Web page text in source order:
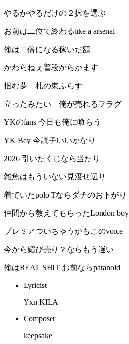
やるかやるだけの２択を選ぶ
お前は二位で終わるlike a arsenal
俺は二倍になる稼いだ額
かわらねぇ普段からかます
掴む夢 札の束ふらす
立ったみたい 俺が売れるフラグ
YKのfans 今日も俺に喰らう
YK Boy 今調子いいかなり
2026 引いたくじなら当たり
雑魚はもういない見渡せ辺り
着ていたpolo Tならダチのお下がり
仲間から教えてもらったLondon boy
プレミアついちゃうかもこのvoice
今から媚び売り？ならもう遅い
俺はREAL SHIT お前ならparanoid
Lyricist
Yxn KILA
Composer
keepsake